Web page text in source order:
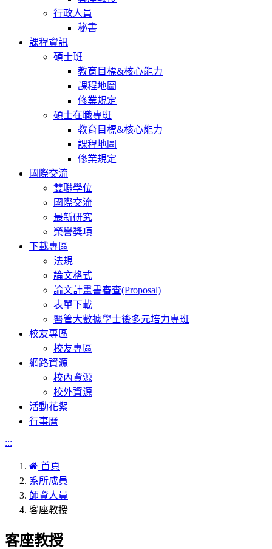
行政人員
秘書
課程資訊
碩士班
教育目標&核心能力
課程地圖
修業規定
碩士在職專班
教育目標&核心能力
課程地圖
修業規定
國際交流
雙聯學位
國際交流
最新研究
榮譽獎項
下載專區
法規
論文格式
論文計畫書審查(Proposal)
表單下載
醫管大數據學士後多元培力專班
校友專區
校友專區
網路資源
校內資源
校外資源
活動花絮
行事曆
:::
首頁
系所成員
師資人員
客座教授
客座教授